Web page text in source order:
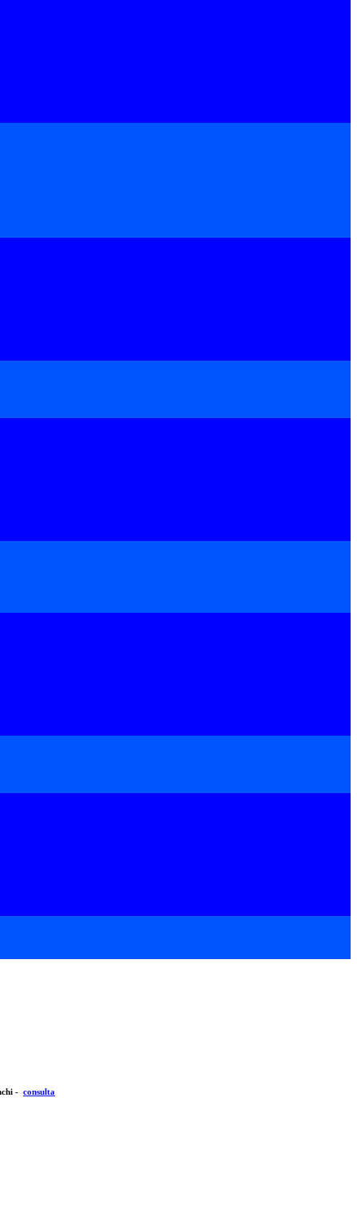
- consulta